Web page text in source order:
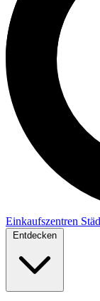
Einkaufszentren
Entdecken